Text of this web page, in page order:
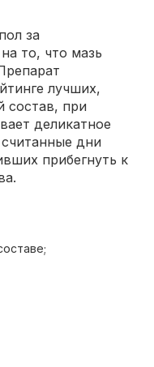
за
то, что мазь
лучших,
состав, при
деликатное
дни
прибегнуть к
воспаление.